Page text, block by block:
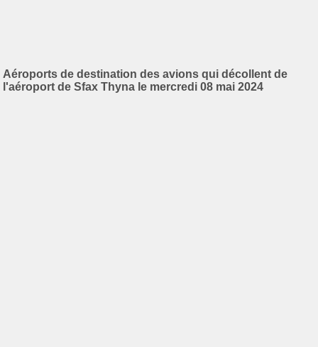
Aéroports de destination des avions qui décollent de
l'aéroport de Sfax Thyna le mercredi 08 mai 2024